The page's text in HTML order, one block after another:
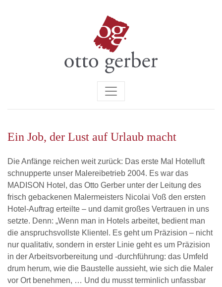
Ein Job, der Lust auf Urlaub macht
Die Anfänge reichen weit zurück: Das erste Mal Hotelluft
schnupperte unser Malereibetrieb 2004. Es war das
MADISON Hotel, das Otto Gerber unter der Leitung des
frisch gebackenen Malermeisters Nicolai Voß den ersten
Hotel-Auftrag erteilte – und damit großes Vertrauen in uns
setzte. Denn: „Wenn man in Hotels arbeitet, bedient man
die anspruchsvollste Klientel. Es geht um Präzision – nicht
nur qualitativ, sondern in erster Linie geht es um Präzision
in der Arbeitsvorbereitung und -durchführung: das Umfeld
drum herum, wie die Baustelle aussieht, wie sich die Maler
vor Ort benehmen, … Und du musst terminlich unfassbar